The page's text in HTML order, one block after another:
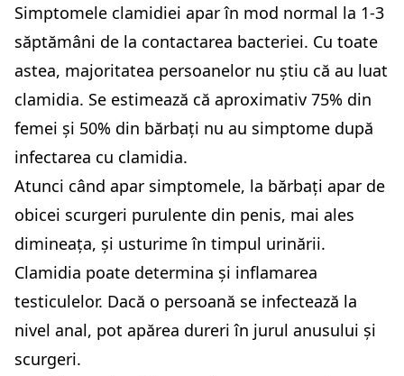
Simptomele clamidiei apar în mod normal la 1-3
săptămâni de la contactarea bacteriei. Cu toate
astea, majoritatea persoanelor nu știu că au luat
clamidia. Se estimează că aproximativ 75% din
femei și 50% din bărbați nu au simptome după
infectarea cu clamidia.
Atunci când apar simptomele, la bărbați apar de
obicei scurgeri purulente din penis, mai ales
dimineața, și usturime în timpul urinării.
Clamidia poate determina și inflamarea
testiculelor. Dacă o persoană se infectează la
nivel anal, pot apărea dureri în jurul anusului și
scurgeri.